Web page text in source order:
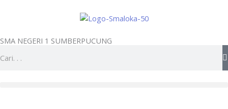
SMA NEGERI 1 SUMBERPUCUNG